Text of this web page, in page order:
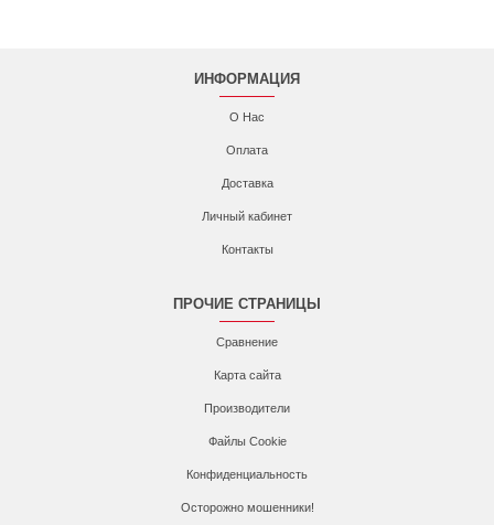
ИНФОРМАЦИЯ
О Нас
Оплата
Доставка
Личный кабинет
Контакты
ПРОЧИЕ СТРАНИЦЫ
Сравнение
Карта сайта
Производители
Файлы Cookie
Конфиденциальность
Осторожно мошенники!